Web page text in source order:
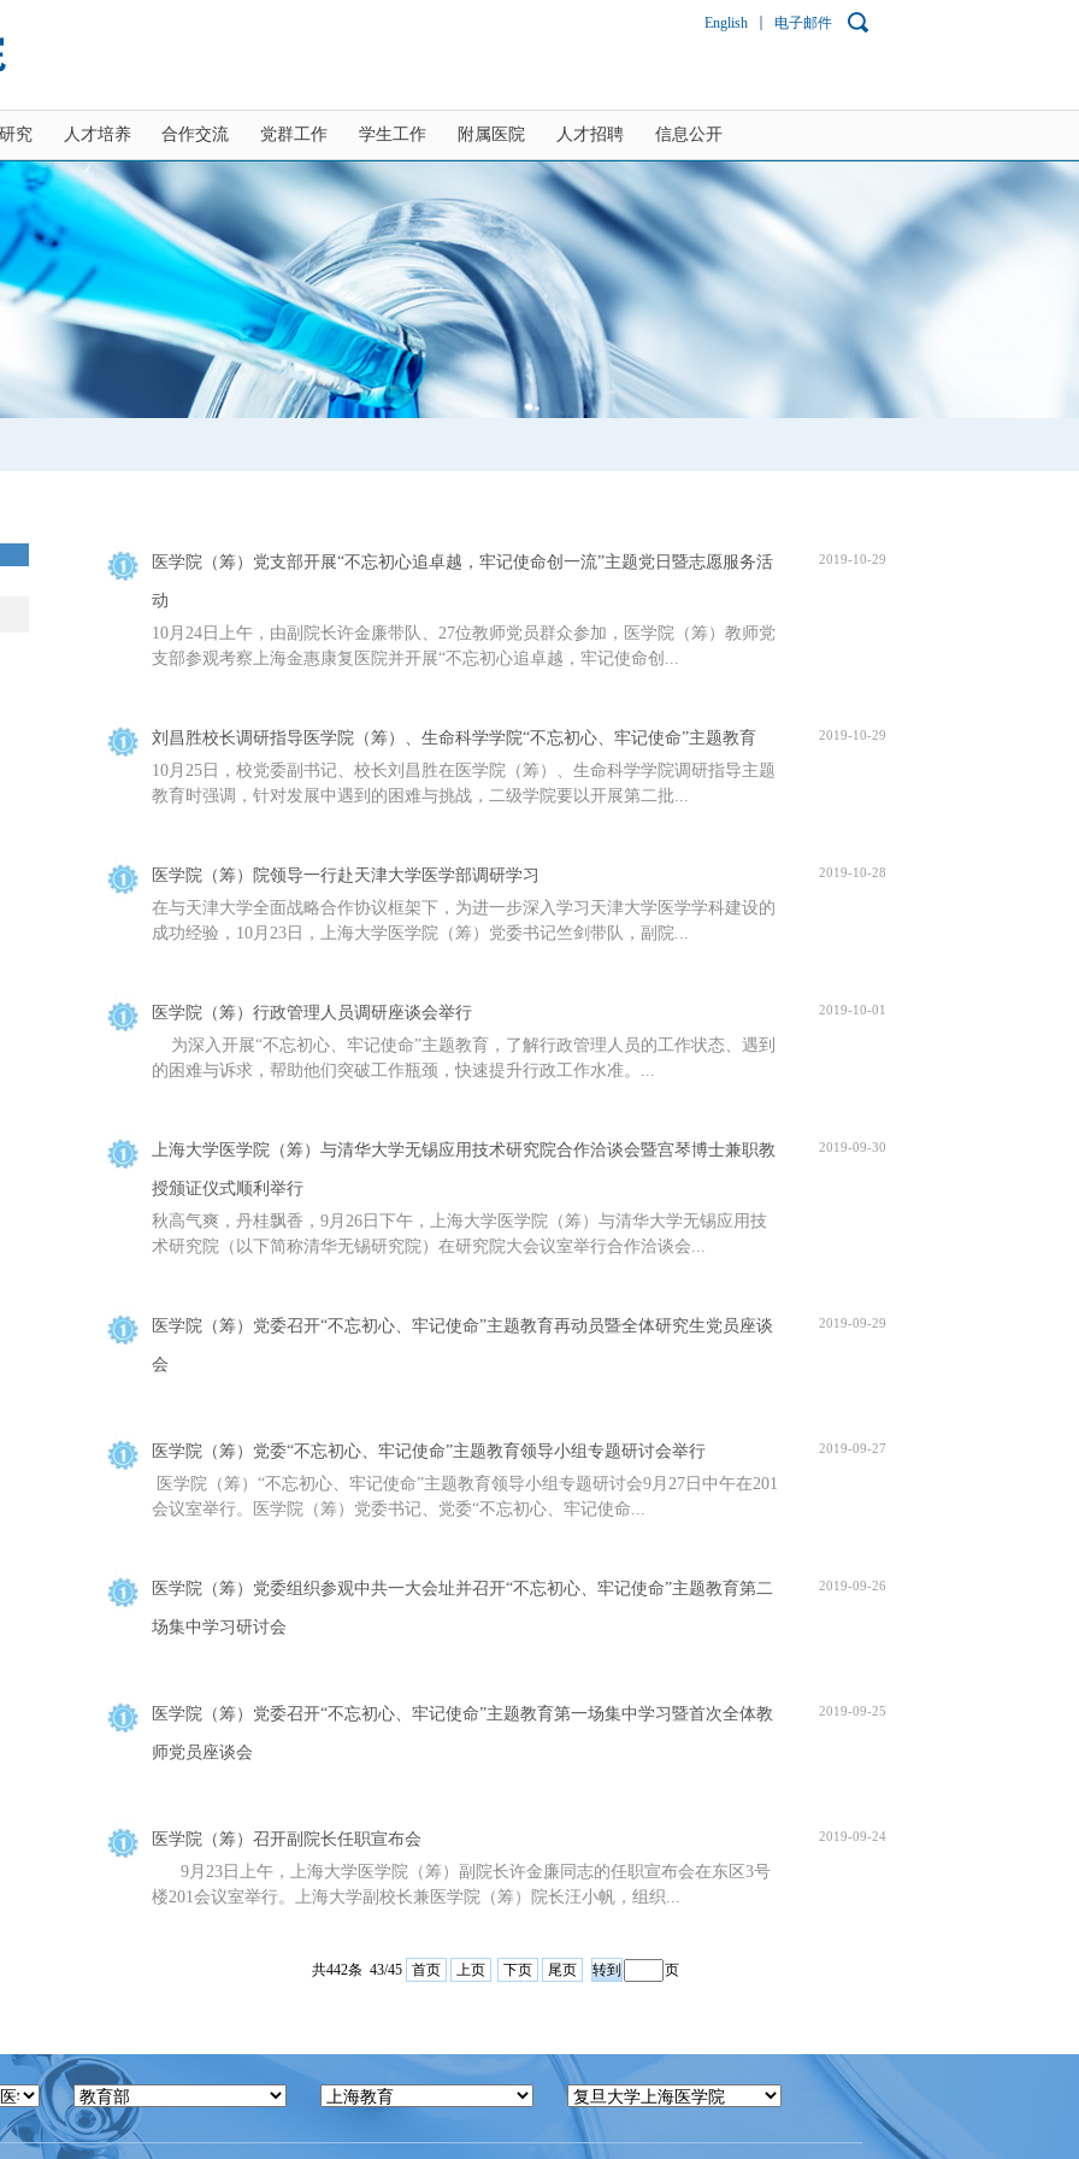
English 电子邮件
究 人才培养 合作交流 党群工作 学生工作 附属医院 人才招聘 信息公开
医学院（筹）党支部开展“不忘初心追卓越，牢记使命创一流”主题党日暨志愿服务活
动
10月24日上午，由副院长许金廉带队、27位教师党员群众参加，医学院（筹）教师党
支部参观考察上海金惠康复医院并开展“不忘初心追卓越，牢记使命创...
2019-10-29
刘昌胜校长调研指导医学院（筹）、生命科学学院“不忘初心、牢记使命”主题教育
10月25日，校党委副书记、校长刘昌胜在医学院（筹）、生命科学学院调研指导主题
教育时强调，针对发展中遇到的困难与挑战，二级学院要以开展第二批...
2019-10-29
医学院（筹）院领导一行赴天津大学医学部调研学习
在与天津大学全面战略合作协议框架下，为进一步深入学习天津大学医学学科建设的
成功经验，10月23日，上海大学医学院（筹）党委书记竺剑带队，副院...
2019-10-28
医学院（筹）行政管理人员调研座谈会举行
为深入开展“不忘初心、牢记使命”主题教育，了解行政管理人员的工作状态、遇到
的困难与诉求，帮助他们突破工作瓶颈，快速提升行政工作水准。...
2019-10-01
上海大学医学院（筹）与清华大学无锡应用技术研究院合作洽谈会暨宫琴博士兼职教
授颁证仪式顺利举行
秋高气爽，丹桂飘香，9月26日下午，上海大学医学院（筹）与清华大学无锡应用技
术研究院（以下简称清华无锡研究院）在研究院大会议室举行合作洽谈会...
2019-09-30
医学院（筹）党委召开“不忘初心、牢记使命”主题教育再动员暨全体研究生党员座谈
会
2019-09-29
医学院（筹）党委“不忘初心、牢记使命”主题教育领导小组专题研讨会举行
​ 医学院（筹）“不忘初心、牢记使命”主题教育领导小组专题研讨会9月27日中午在201
会议室举行。医学院（筹）党委书记、党委“不忘初心、牢记使命...
2019-09-27
医学院（筹）党委组织参观中共一大会址并召开“不忘初心、牢记使命”主题教育第二
场集中学习研讨会
2019-09-26
医学院（筹）党委召开“不忘初心、牢记使命”主题教育第一场集中学习暨首次全体教
师党员座谈会
2019-09-25
医学院（筹）召开副院长任职宣布会
9月23日上午，上海大学医学院（筹）副院长许金廉同志的任职宣布会在东区3号
楼201会议室举行。上海大学副校长兼医学院（筹）院长汪小帆，组织...
2019-09-24
共442条 43/45 首页 上页 下页 尾页 页